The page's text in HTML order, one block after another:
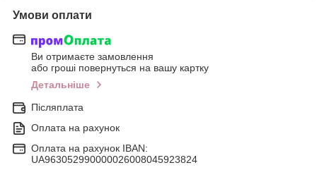
Умови оплати
Ви отримаєте замовлення
або гроші повернуться на вашу картку
Детальніше
Післяплата
Оплата на рахунок
Оплата на рахунок IBAN:
UA963052990000026008045923824